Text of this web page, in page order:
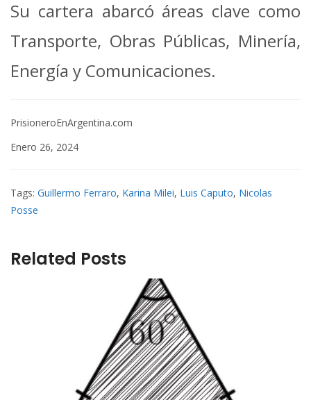
Su cartera abarcó áreas clave como
Transporte, Obras Públicas, Minería,
Energía y Comunicaciones.
PrisioneroEnArgentina.com
Enero 26, 2024
Tags: Guillermo Ferraro, Karina Milei, Luis Caputo, Nicolas
Posse
Related Posts